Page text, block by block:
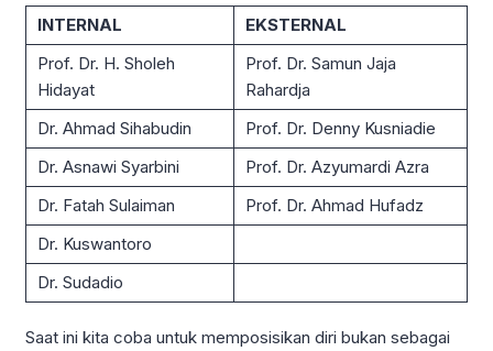
INTERNAL
EKSTERNAL
Prof. Dr. H. Sholeh
Hidayat
Prof. Dr. Samun Jaja
Rahardja
Dr. Ahmad Sihabudin
Prof. Dr. Denny Kusniadie
Dr. Asnawi Syarbini
Prof. Dr. Azyumardi Azra
Dr. Fatah Sulaiman
Prof. Dr. Ahmad Hufadz
Dr. Kuswantoro
Dr. Sudadio
Saat ini kita coba untuk memposisikan diri bukan sebagai